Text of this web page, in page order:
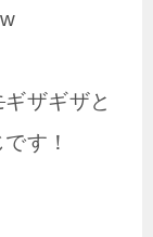
ギザギザと
す！